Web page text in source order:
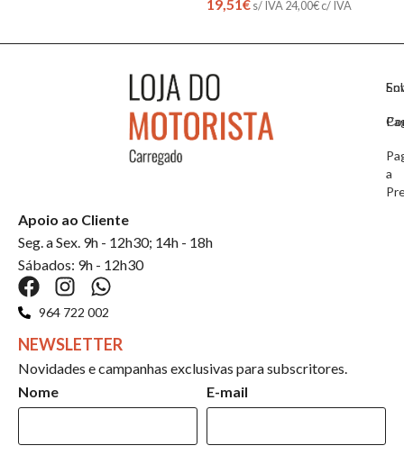
19,51€s/ IVA 24,00€c/ IVA
a
Apoio ao Cliente
Seg. a Sex. 9h - 12h30; 14h - 18h
Sábados: 9h - 12h30
964 722 002
NEWSLETTER
Novidades e campanhas exclusivas para subscritores.
Nome
E-mail